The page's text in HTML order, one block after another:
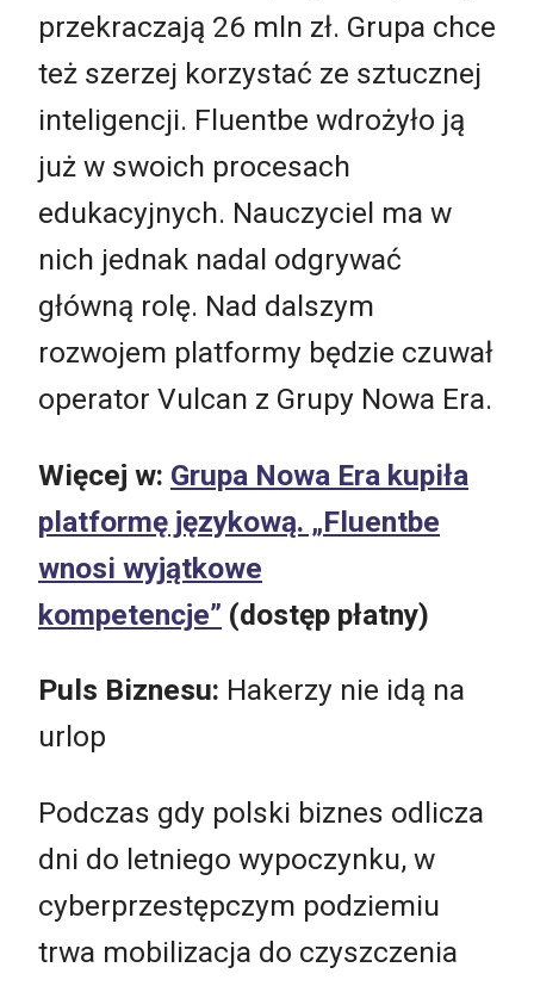
przekraczają 26 mln zł. Grupa chce
też szerzej korzystać ze sztucznej
inteligencji. Fluentbe wdrożyło ją
już w swoich procesach
edukacyjnych. Nauczyciel ma w
nich jednak nadal odgrywać
główną rolę. Nad dalszym
rozwojem platformy będzie czuwał
operator Vulcan z Grupy Nowa Era.
Więcej w: Grupa Nowa Era kupiła
platformę językową. „Fluentbe
wnosi wyjątkowe
kompetencje” (dostęp płatny)
Puls Biznesu: Hakerzy nie idą na
urlop
Podczas gdy polski biznes odlicza
dni do letniego wypoczynku, w
cyberprzestępczym podziemiu
trwa mobilizacja do czyszczenia